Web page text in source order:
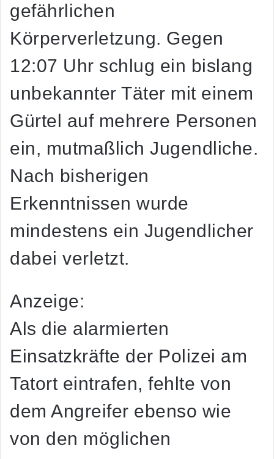
gefährlichen
Körperverletzung. Gegen
12:07 Uhr schlug ein bislang
unbekannter Täter mit einem
Gürtel auf mehrere Personen
ein, mutmaßlich Jugendliche.
Nach bisherigen
Erkenntnissen wurde
mindestens ein Jugendlicher
dabei verletzt.
Anzeige:
Als die alarmierten
Einsatzkräfte der Polizei am
Tatort eintrafen, fehlte von
dem Angreifer ebenso wie
von den möglichen